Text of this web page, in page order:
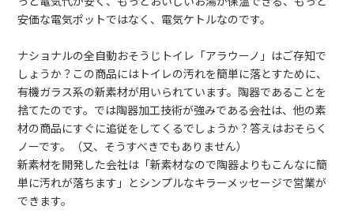
安価な電気ポットではなく、電気ケトルなのです。
ナショナルの全自動おそうじトイレ「アラウーノ」はご存知で
しょうか？この商品にはトイレの汚れを簡単に落とすために、
有機ガラス系の新素材が用いられています。陶器であることを
捨てたのです。では陶器加工技術が強みである会社は、他の素
材の商品にすぐに追従をしてくるでしょうか？答えはおそらく
ノーです。（又、そうすべきでもありません）
新素材を開発した会社は「新素材なので陶器よりもこんなに簡
単に汚れが落ちます」とシンプルなキラーメッセージで営業が
できます。